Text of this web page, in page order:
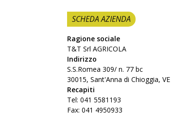
SCHEDA AZIENDA
Ragione sociale
T&T Srl AGRICOLA
Indirizzo
S.S.Romea 309/ n. 77 bc
30015, Sant'Anna di Chioggia, VE
Recapiti
Tel: 041 5581193
Fax: 041 4950933